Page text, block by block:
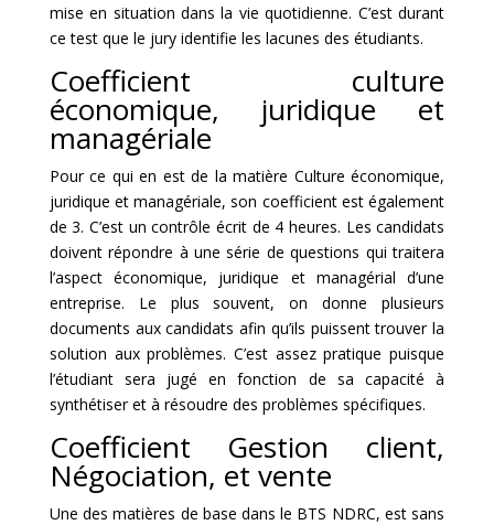
mise en situation dans la vie quotidienne. C’est durant
ce test que le jury identifie les lacunes des étudiants.
Coefficient culture
économique, juridique et
managériale
Pour ce qui en est de la matière Culture économique,
juridique et managériale, son coefficient est également
de 3. C’est un contrôle écrit de 4 heures. Les candidats
doivent répondre à une série de questions qui traitera
l’aspect économique, juridique et managérial d’une
entreprise. Le plus souvent, on donne plusieurs
documents aux candidats afin qu’ils puissent trouver la
solution aux problèmes. C’est assez pratique puisque
l’étudiant sera jugé en fonction de sa capacité à
synthétiser et à résoudre des problèmes spécifiques.
Coefficient Gestion client,
Négociation, et vente
Une des matières de base dans le BTS NDRC, est sans